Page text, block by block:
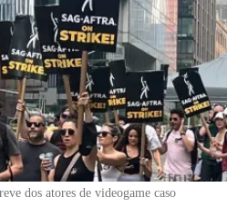
dos atores de videogame caso